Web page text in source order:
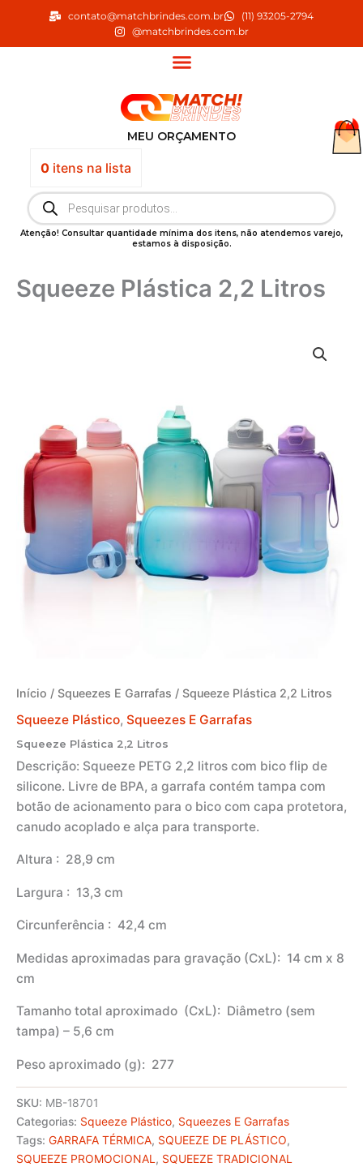
o
contato@matchbrindes.com.br
(11) 93205-2794
@matchbrindes.com.br
MEU ORÇAMENTO
0itens na lista
Pesquisar
produtos
Atenção! Consultar quantidade mínima dos itens, não atendemos varejo,
estamos à disposição.
Squeeze Plástica 2,2 Litros
Início / Squeezes E Garrafas / Squeeze Plástica 2,2 Litros
Squeeze Plástico, Squeezes E Garrafas
Squeeze Plástica 2,2 Litros
Descrição: Squeeze PETG 2,2 litros com bico flip de
silicone. Livre de BPA, a garrafa contém tampa com
botão de acionamento para o bico com capa protetora,
canudo acoplado e alça para transporte.
Altura : 28,9 cm
Largura : 13,3 cm
Circunferência : 42,4 cm
Medidas aproximadas para gravação (CxL): 14 cm x 8
cm
Tamanho total aproximado (CxL): Diâmetro (sem
tampa) – 5,6 cm
Peso aproximado (g): 277
SKU: MB-18701
Categorias: Squeeze Plástico, Squeezes E Garrafas
Tags: GARRAFA TÉRMICA, SQUEEZE DE PLÁSTICO,
SQUEEZE PROMOCIONAL , SQUEEZE TRADICIONAL